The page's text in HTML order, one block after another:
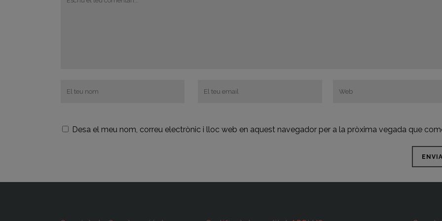
Desa el meu nom, correu electrònic i lloc web en aquest navegador per a la pròxima vegada que